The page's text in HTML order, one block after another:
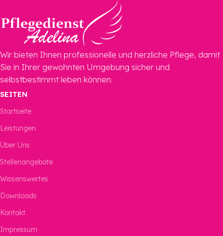
Wir bieten Ihnen professionelle und herzliche Pflege, damit
Sie in Ihrer gewohnten Umgebung sicher und
selbstbestimmt leben können.
SEITEN
Startseite
Leistungen
Über Uns
Stellenangebote
Wissenswertes
Downloads
Kontakt
Impressum